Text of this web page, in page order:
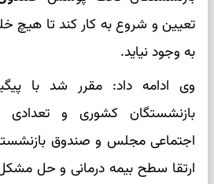
تعیین و شروع به کار کند تا هیچ
به وجود نیاید.
وی ادامه داد: مقرر شد با
بازنشستگان کشوری و
اجتماعی مجلس و صندوق
ارتقا سطح بیمه درمانی و حل